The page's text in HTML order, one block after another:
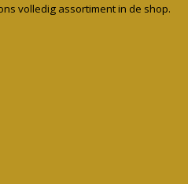
volledig assortiment in de shop.